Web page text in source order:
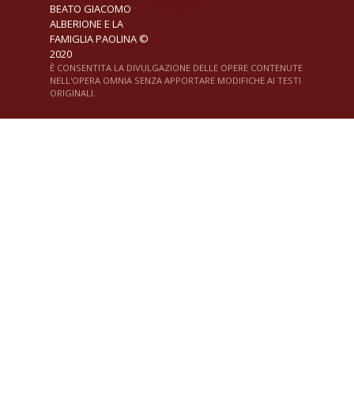
BEATO GIACOMO
ALBERIONE E LA
FAMIGLIA PAOLINA ©
2020
È CONSENTITA LA DIVULGAZIONE DELLE OPERE CONTENUTE
NELL'OPERA OMNIA SENZA APPORTARE MODIFICHE AI TESTI
ORIGINALI.